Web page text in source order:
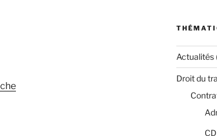
Actualités
Droit du